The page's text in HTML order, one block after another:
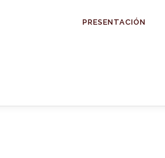
PRESENTACIÓN